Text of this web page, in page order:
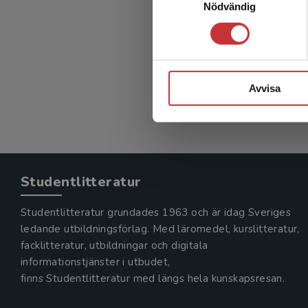
Nödvändig
Avvisa
Bolin,
350 kr
Exkl.
Studentlitteratur
Studentlitteratur grundades 1963 och är idag Sveriges
ledande utbildningsförlag. Med läromedel, kurslitteratur,
facklitteratur, utbildningar och digitala
informationstjänster i utbudet,
finns Studentlitteratur med längs hela kunskapsresan.